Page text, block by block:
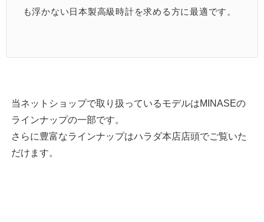
も浮かない日本製高級時計を求める方に最適です。
当ネットショップで取り扱っているモデルはMINASEの
ラインナップの一部です。
さらに豊富なラインナップはハラダ本店店頭でご覧いた
だけます。